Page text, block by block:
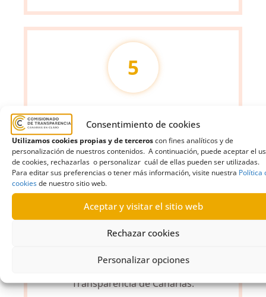
Consentimiento de cookies
Utilizamos cookies propias y de terceroscon fines analíticos y de
personalización de nuestros contenidos. A continuación, puede aceptar el
de cookies, rechazarlas o personalizar cuál de ellas pueden ser utilizadas.
Para editar sus preferencias o tener más información, visite nuestra Política
cookiesde nuestro sitio web.
Aceptar y visitar el sitio web
Rechazar cookies
Personalizar opciones
5
Evaluación definitiva. Una vez
analizadas y revisadas las alegaciones
que en su caso se presenten, el
Comisionado dará a todas las entidades
que hayan concurrido a la evaluación
una calificación definitiva de
transparencia, denominada Índice de
Transparencia de Canarias.